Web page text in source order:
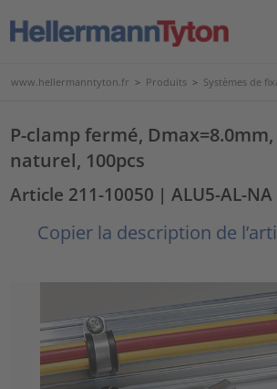
www.hellermanntyton.fr > Produits > Systèmes de
P-clamp fermé,
naturel, 100pcs
Article 211-10050 | ALU5-AL-NA
Copier la description de